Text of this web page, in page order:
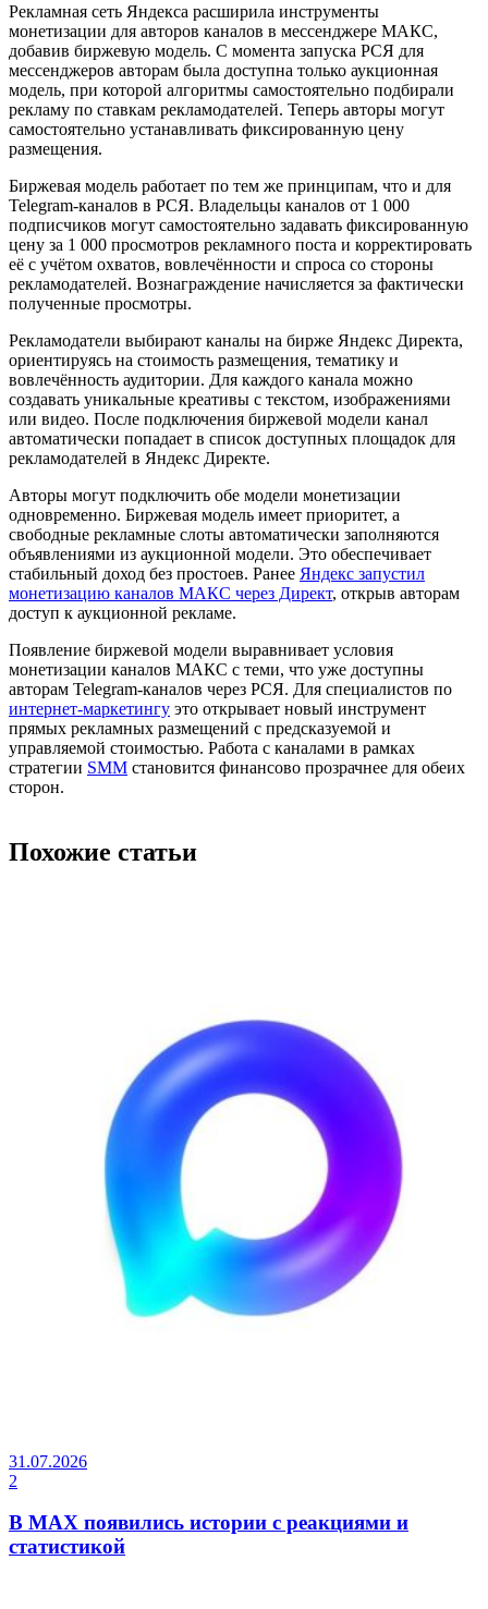
Рекламная сеть Яндекса расширила инструменты
монетизации для авторов каналов в мессенджере МАКС,
добавив биржевую модель. С момента запуска РСЯ для
мессенджеров авторам была доступна только аукционная
модель, при которой алгоритмы самостоятельно подбирали
рекламу по ставкам рекламодателей. Теперь авторы могут
самостоятельно устанавливать фиксированную цену
размещения.
Биржевая модель работает по тем же принципам, что и для
Telegram-каналов в РСЯ. Владельцы каналов от 1 000
подписчиков могут самостоятельно задавать фиксированную
цену за 1 000 просмотров рекламного поста и корректировать
её с учётом охватов, вовлечённости и спроса со стороны
рекламодателей. Вознаграждение начисляется за фактически
полученные просмотры.
Рекламодатели выбирают каналы на бирже Яндекс Директа,
ориентируясь на стоимость размещения, тематику и
вовлечённость аудитории. Для каждого канала можно
создавать уникальные креативы с текстом, изображениями
или видео. После подключения биржевой модели канал
автоматически попадает в список доступных площадок для
рекламодателей в Яндекс Директе.
Авторы могут подключить обе модели монетизации
одновременно. Биржевая модель имеет приоритет, а
свободные рекламные слоты автоматически заполняются
объявлениями из аукционной модели. Это обеспечивает
стабильный доход без простоев. Ранее Яндекс запустил
монетизацию каналов МАКС через Директ, открыв авторам
доступ к аукционной рекламе.
Появление биржевой модели выравнивает условия
монетизации каналов МАКС с теми, что уже доступны
авторам Telegram-каналов через РСЯ. Для специалистов по
интернет-маркетингу это открывает новый инструмент
прямых рекламных размещений с предсказуемой и
управляемой стоимостью. Работа с каналами в рамках
стратегии SMM становится финансово прозрачнее для обеих
сторон.
Похожие статьи
31.07.2026
2
В MAX появились истории с реакциями и
статистикой